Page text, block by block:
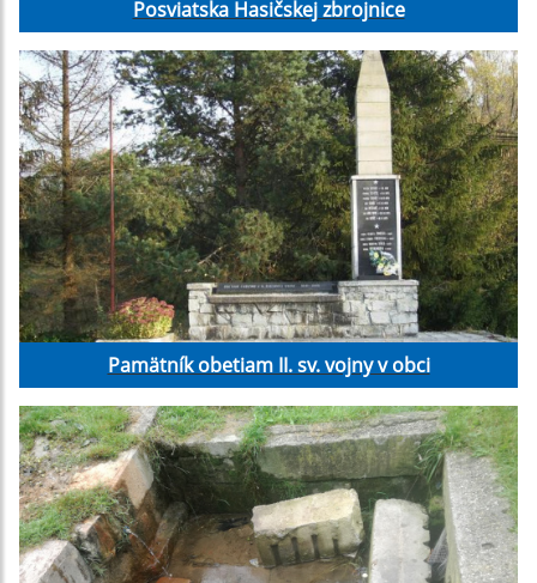
Posviatska Hasičskej zbrojnice
Pamätník obetiam II. sv. vojny v obci